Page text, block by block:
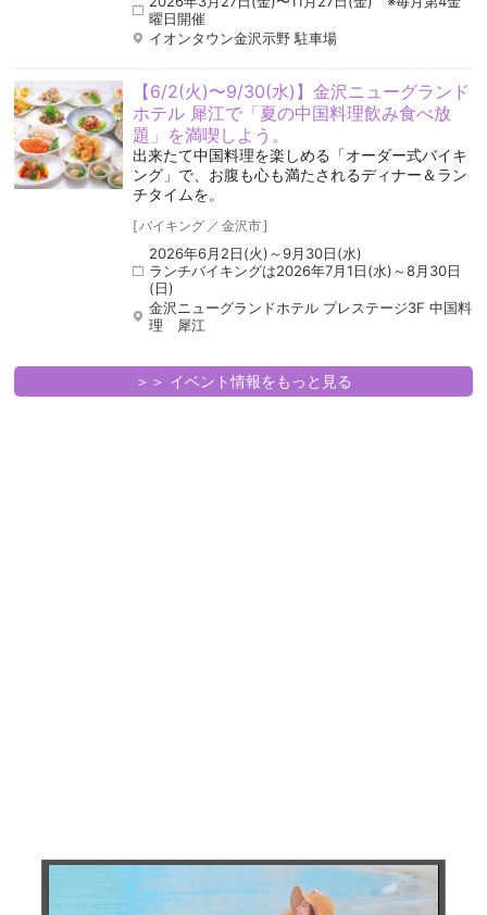
曜日開催
イオンタウン金沢示野 駐車場
【6/2(火)〜9/30(水)】金沢ニューグランド
ホテル 犀江で「夏の中国料理飲み食べ放
題」を満喫しよう。
出来たて中国料理を楽しめる「オーダー式バイキ
ング」で、お腹も心も満たされるディナー＆ラン
チタイムを。
[ バイキング ／ 金沢市]
2026年6月2日(火)～9月30日(水)
ランチバイキングは2026年7月1日(水)～8月30日
(日)
金沢ニューグランドホテル プレステージ3F 中国料
理 犀江
＞＞ イベント情報をもっと見る